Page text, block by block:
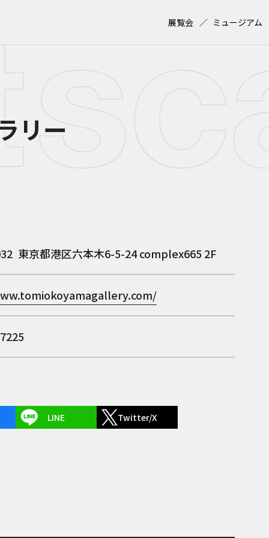
展覧会 ミュージアム
リー
東京都港区六本木6-5-24 complex665 2F
LINE Twitter/X